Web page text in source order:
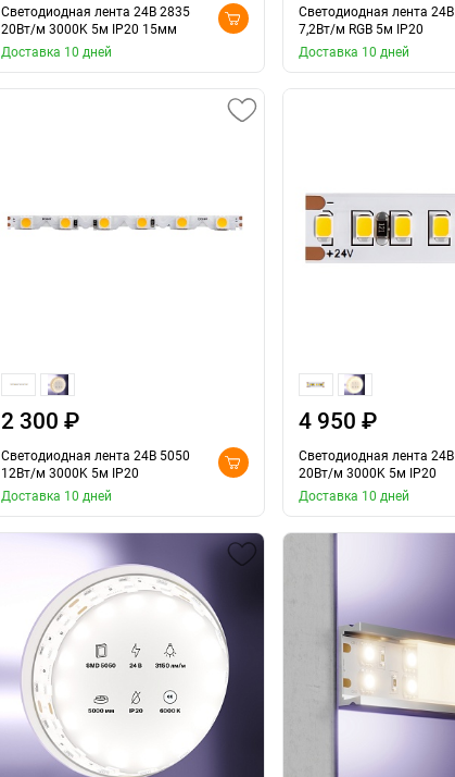
Светодиодная лента 24В 2835
20Вт/м 3000K 5м IP20 15мм
Доставка 10 дней
Светодиодная лента
7,2Вт/м RGB 5м IP20
Доставка 10 дней
2 300 ₽
Светодиодная лента 24В 5050
12Вт/м 3000K 5м IP20
Доставка 10 дней
4 950 ₽
Светодиодная лента
20Вт/м 3000K 5м IP20
Доставка 10 дней